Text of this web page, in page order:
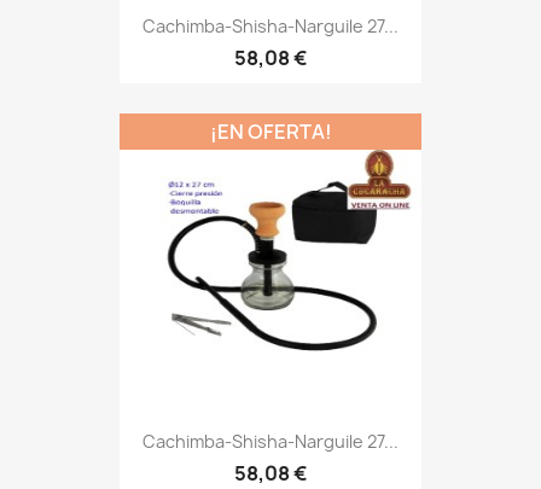
Cachimba-Shisha-Narguile 27...
58,08 €
Cachimba-Shisha-Narguile 27...
58,08 €
¡EN OFERTA!